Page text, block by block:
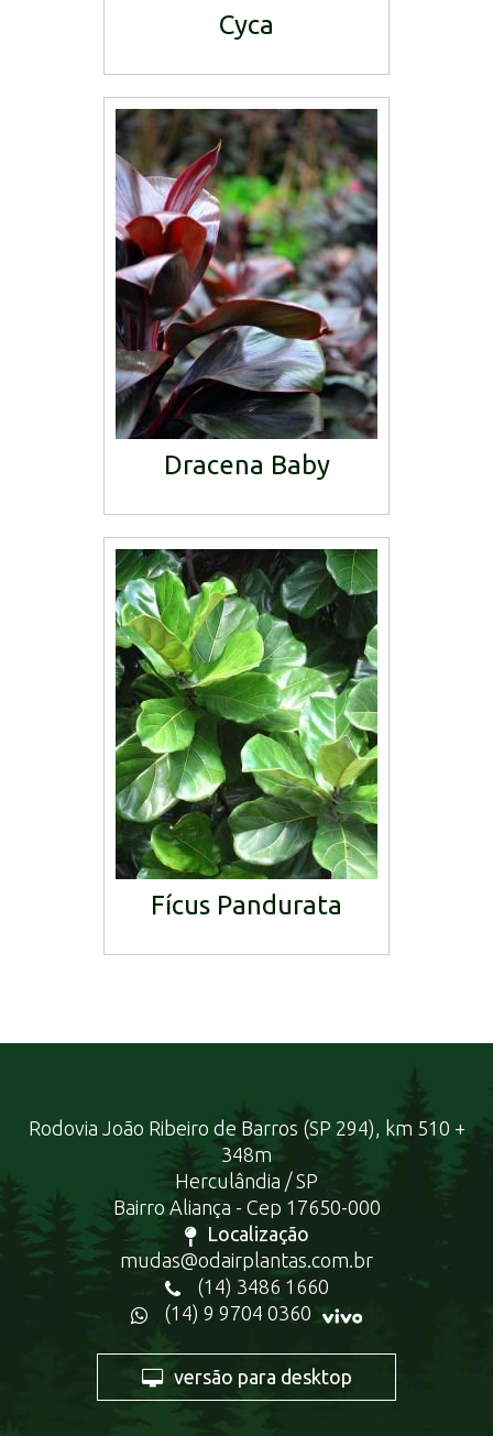
Cyca
Dracena Baby
Fícus Pandurata
Rodovia João Ribeiro de Barros (SP 294), km 510 +
348m
Herculândia / SP
Bairro Aliança - Cep 17650-000
Localização
mudas@odairplantas.com.br
(14) 3486 1660
(14) 9 9704 0360
versão para desktop